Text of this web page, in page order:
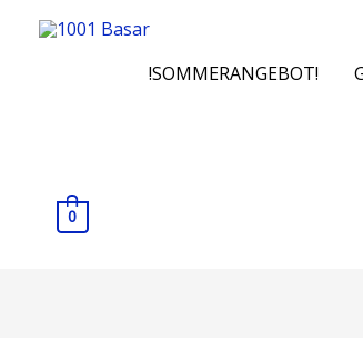
!SOMMERANGEBOT!
0